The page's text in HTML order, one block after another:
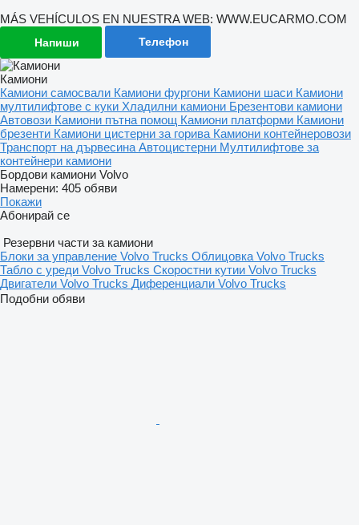
MÁS VEHÍCULOS EN NUESTRA WEB: WWW.EUCARMO.COM
Напиши Телефон
Камиони
Камиони самосвали Камиони фургони Камиони шаси Камиони
мултилифтове с куки Хладилни камиони Брезентови камиони
Автовози Камиони пътна помощ Камиони платформи Камиони
брезенти Камиони цистерни за горива Камиони контейнеровози
Транспорт на дървесинаАвтоцистерни Мултилифтове за
контейнери камиони
Бордови камиони Volvo
Намерени: 405 обяви
Покажи
Абонирай се
Резервни части за камиони
Блоки за управление Volvo Trucks Облицовка Volvo Trucks
Табло с уреди Volvo Trucks Скоростни кутии Volvo Trucks
Двигатели Volvo Trucks Диференциали Volvo Trucks
Подобни обяви